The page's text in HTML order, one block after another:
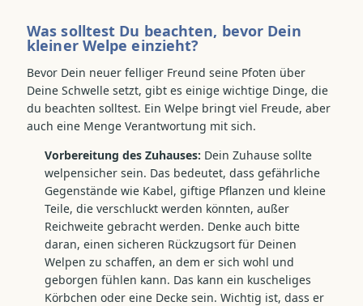
Was solltest Du beachten, bevor Dein
kleiner Welpe einzieht?
Bevor Dein neuer felliger Freund seine Pfoten über
Deine Schwelle setzt, gibt es einige wichtige Dinge, die
du beachten solltest. Ein Welpe bringt viel Freude, aber
auch eine Menge Verantwortung mit sich.
Vorbereitung des Zuhauses: Dein Zuhause sollte
welpensicher sein. Das bedeutet, dass gefährliche
Gegenstände wie Kabel, giftige Pflanzen und kleine
Teile, die verschluckt werden könnten, außer
Reichweite gebracht werden. Denke auch bitte
daran, einen sicheren Rückzugsort für Deinen
Welpen zu schaffen, an dem er sich wohl und
geborgen fühlen kann. Das kann ein kuscheliges
Körbchen oder eine Decke sein. Wichtig ist, dass er